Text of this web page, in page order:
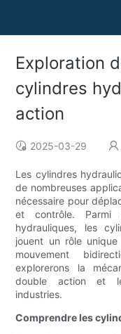
Exploration
cylindres
action
2025-03-29
Les cylindres
de nombreuses
nécessaire pour
et contrôle. Parmi
hydrauliques, les
jouent un rôle
mouvement
explorerons la
double action et
industries.
Comprendre les